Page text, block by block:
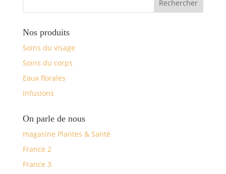
Nos produits
Soins du visage
Soins du corps
Eaux florales
Infusions
On parle de nous
magasine Plantes & Santé
France 2
France 3